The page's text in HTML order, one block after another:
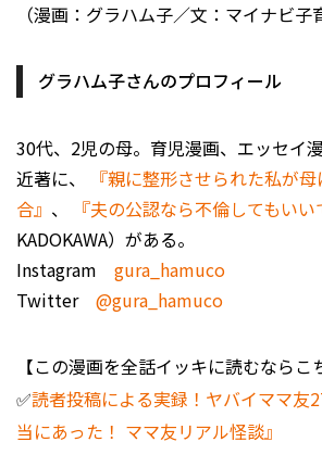
（漫画：グラハム子／文：マイナビ子
グラハム子さんのプロフィール
30代、2児の母。育児漫画、エッセイ
近著に、
『親に整形させられた私が
合』 、 『夫の公認なら不倫してもいい
KADOKAWA）がある。
Instagram gura_hamuco
Twitter @gura_hamuco
【この漫画を全話イッキに読むならこ
✅読者投稿による実録！ヤバイママ友
当にあった！ ママ友リアル怪談』